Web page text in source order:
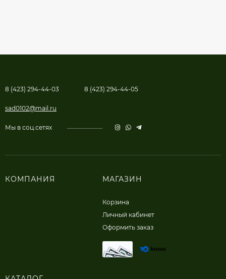
8 (423) 294-44-03 8 (423) 294-44-05
sad0102@mail.ru
Мы в соц.сетях
КОМПАНИЯ МАГАЗИН
Корзина
Личный кабинет
Оформить заказ